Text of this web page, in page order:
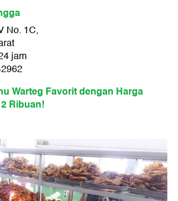
No. 1C,
jam
Warteg Favorit dengan Harga
Ribuan!